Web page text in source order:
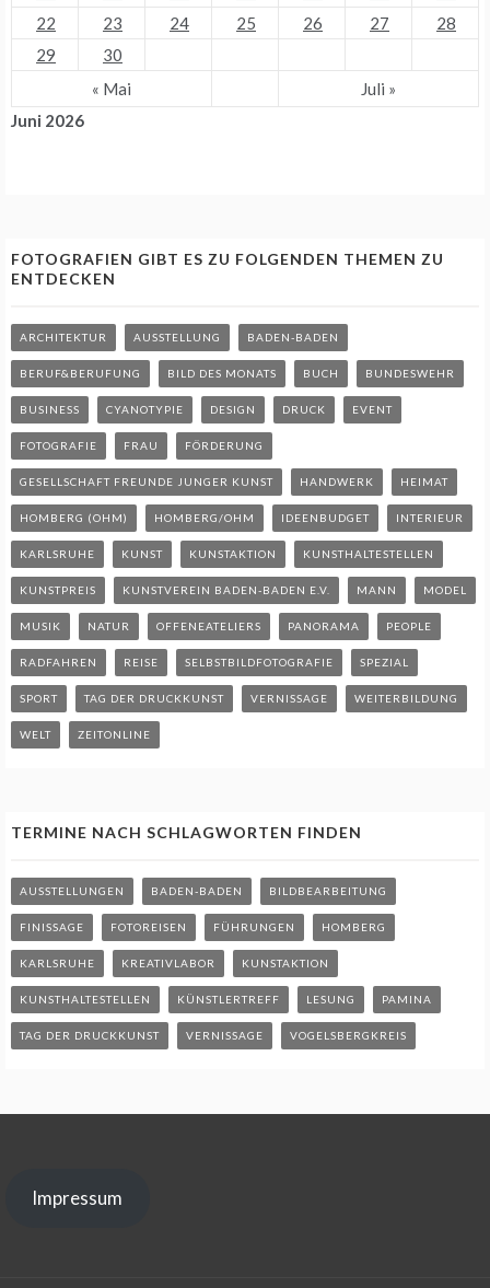
Juni 2026
22
23 24 25 26 27
28
29
30
« Mai
Juli »
FOTOGRAFIEN GIBT ES ZU FOLGENDEN THEMEN ZU
ENTDECKEN
ARCHITEKTUR AUSSTELLUNG BADEN-BADEN
BERUF&BERUFUNG BILD DES MONATS BUCH BUNDESWEHR
BUSINESS CYANOTYPIE DESIGN DRUCK EVENT
FOTOGRAFIE FRAU FÖRDERUNG
GESELLSCHAFT FREUNDE JUNGER KUNST HANDWERK HEIMAT
HOMBERG (OHM) HOMBERG/OHM IDEENBUDGET INTERIEUR
KARLSRUHE KUNST KUNSTAKTION KUNSTHALTESTELLEN
KUNSTPREIS KUNSTVEREIN BADEN-BADEN E.V. MANN MODEL
MUSIK NATUR OFFENEATELIERS PANORAMA PEOPLE
RADFAHREN REISE SELBSTBILDFOTOGRAFIE SPEZIAL
SPORT TAG DER DRUCKKUNST VERNISSAGE WEITERBILDUNG
WELT ZEITONLINE
TERMINE NACH SCHLAGWORTEN FINDEN
AUSSTELLUNGEN BADEN-BADEN BILDBEARBEITUNG
FINISSAGE FOTOREISEN FÜHRUNGEN HOMBERG
KARLSRUHE KREATIVLABOR KUNSTAKTION
KUNSTHALTESTELLEN KÜNSTLERTREFF LESUNG PAMINA
TAG DER DRUCKKUNST VERNISSAGE VOGELSBERGKREIS
Impressum